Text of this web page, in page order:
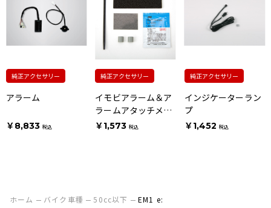
純正アクセサリー
アラーム
￥8,833 税込
純正アクセサリー
イモビアラーム＆ア
ラームアタッチメン
ト
￥1,573 税込
純正アクセサリー
インジケーターラン
プ
￥1,452 税込
ホーム バイク車種 50cc以下 EM1 e: